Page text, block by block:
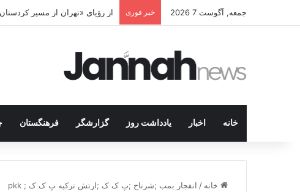
جمعه, آگوست 7 2026 خبر فوری از رؤیای «تهران از مسیر
خانه اخبار یادداشت روز گزارشگر فرهنگستان
خانه / انفجار بمب ;شرناح ;پ ک ک ;ارتش ترکیه پ ک ک ; pkk